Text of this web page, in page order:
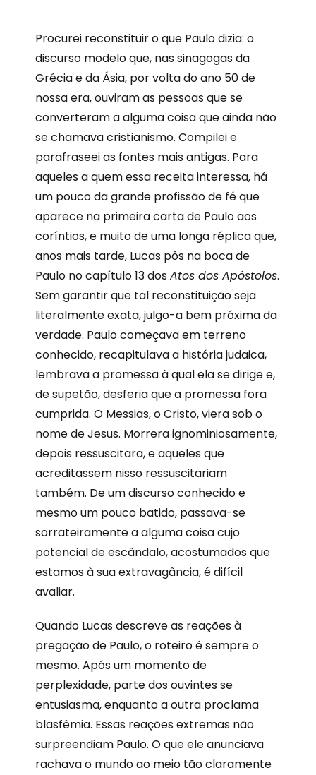
Procurei reconstituir o que Paulo dizia: o
discurso modelo que, nas sinagogas da
Grécia e da Ásia, por volta do ano 50 de
nossa era, ouviram as pessoas que se
converteram a alguma coisa que ainda não
se chamava cristianismo. Compilei e
parafraseei as fontes mais antigas. Para
aqueles a quem essa receita interessa, há
um pouco da grande profissão de fé que
aparece na primeira carta de Paulo aos
coríntios, e muito de uma longa réplica que,
anos mais tarde, Lucas pôs na boca de
Paulo no capítulo 13 dosAtos dos Apóstolos.
Sem garantir que tal reconstituição seja
literalmente exata, julgo-a bem próxima da
verdade. Paulo começava em terreno
conhecido, recapitulava a história judaica,
lembrava a promessa à qual ela se dirige e,
de supetão, desferia que a promessa fora
cumprida. O Messias, o Cristo, viera sob o
nome de Jesus. Morrera ignominiosamente,
depois ressuscitara, e aqueles que
acreditassem nisso ressuscitariam
também. De um discurso conhecido e
mesmo um pouco batido, passava-se
sorrateiramente a alguma coisa cujo
potencial de escândalo, acostumados que
estamos à sua extravagância, é difícil
avaliar.
Quando Lucas descreve as reações à
pregação de Paulo, o roteiro é sempre o
mesmo. Após um momento de
perplexidade, parte dos ouvintes se
entusiasma, enquanto a outra proclama
blasfêmia. Essas reações extremas não
surpreendiam Paulo. O que ele anunciava
rachava o mundo ao meio tão claramente